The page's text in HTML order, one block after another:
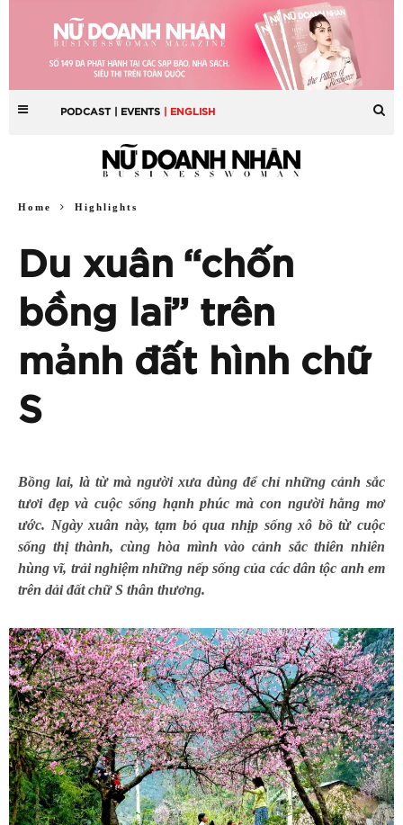
PODCAST | EVENTS | ENGLISH
Home Highlights
Du xuân “chốn
bồng lai” trên
mảnh đất hình chữ
S
Bồng lai, là từ mà người xưa dùng để chỉ những cảnh sắc
tươi đẹp và cuộc sống hạnh phúc mà con người hằng mơ
ước. Ngày xuân này, tạm bỏ qua nhịp sống xô bồ từ cuộc
sống thị thành, cùng hòa mình vào cảnh sắc thiên nhiên
hùng vĩ, trải nghiệm những nếp sống của các dân tộc anh em
trên dải đất chữ S thân thương.